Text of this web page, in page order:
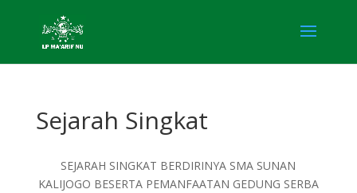
Sejarah Singkat
SEJARAH SINGKAT BERDIRINYA SMA SUNAN
KALIJOGO BESERTA PEMANFAATAN GEDUNG SERBA